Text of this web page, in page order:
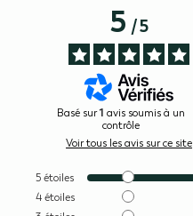
5/5
Basé sur1 avis soumis à un
contrôle
Voir tous les avis sur ce site
5 étoiles
4 étoiles